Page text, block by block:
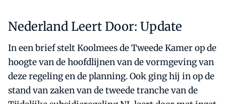
Nederland Leert Door: Update
In een brief stelt Koolmees de Tweede Kamer op de
hoogte van de hoofdlijnen van de vormgeving van
deze regeling en de planning. Ook ging hij in op de
stand van zaken van de tweede tranche van de